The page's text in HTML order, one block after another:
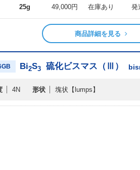
25g 49,000円 在庫あり 発
商品詳細を見る
Bi2S3 硫化ビスマス（Ⅲ）
4N 形状 塊状 【lumps】